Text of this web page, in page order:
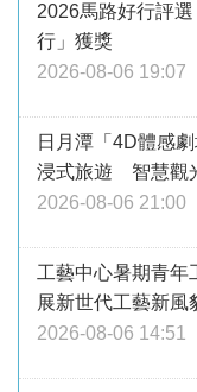
2026馬路好行評
行」獲獎
2026-08-06 19:07
日月潭「4D體感
浸式旅遊 智慧觀
2026-08-06 21:00
工藝中心暑期青
展新世代工藝新風
2026-08-06 14:51